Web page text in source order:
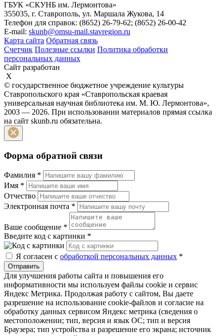
ГБУК «СКУНБ им. Лермонтова»
355035, г. Ставрополь, ул. Маршала Жукова, 14
Телефон для справок: (8652) 26-79-62; (8652) 26-00-42
E-mail: skunb@omsu-mail.stavregion.ru
Карта сайта Обратная связь
Счетчик Полезные ссылки Политика обработки
персональных данных
Сайт разработан
X
© государственное бюджетное учреждение культуры
Ставропольского края «Ставропольская краевая
универсальная научная библиотека им. М. Ю. Лермонтова»,
2003 — 2026. При использовании материалов прямая ссылка
на сайт skunb.ru обязательна.
Форма обратной связи
Фамилия *
Имя *
Отчество
Электронная почта *
Ваше сообщение *
Введите код с картинки *
Я согласен с обработкой персональных данных *
Отправить
Для улучшения работы сайта и повышения его
информативности мы используем файлы cookie и сервис
Яндекс Метрика. Продолжая работу с сайтом, Вы даете
разрешение на использование cookie-файлов и согласие на
обработку данных сервисом Яндекс метрика (сведения о
местоположении; тип, версия и язык ОС; тип и версия
Браузера; тип устройства и разрешение его экрана; источник